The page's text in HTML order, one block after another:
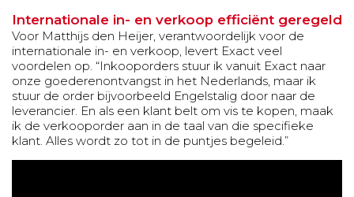
Internationale in- en verkoop efficiënt geregeld
Voor Matthijs den Heijer, verantwoordelijk voor de
internationale in- en verkoop, levert Exact veel
voordelen op. “Inkooporders stuur ik vanuit Exact naar
onze goederenontvangst in het Nederlands, maar ik
stuur de order bijvoorbeeld Engelstalig door naar de
leverancier. En als een klant belt om vis te kopen, maak
ik de verkooporder aan in de taal van die specifieke
klant. Alles wordt zo tot in de puntjes begeleid.”